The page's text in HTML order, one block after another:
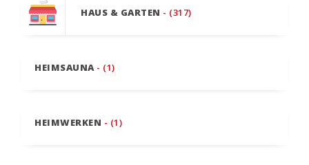
HAUS & GARTEN - (317)
HEIMSAUNA - (1)
HEIMWERKEN - (1)